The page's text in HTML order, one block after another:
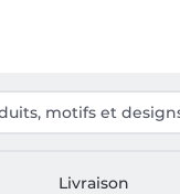
Livraison